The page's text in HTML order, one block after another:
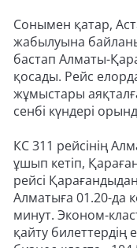
Сонымен қатар,
жабылуына
бастап Алматы-
қосады. Рейс
жұмыстары
сенбі күндері
КС 311 рейсінің
ұшып кетіп,
рейсі
Алматыға 01.20-да
минут. Эконом-
қайту билеттердің